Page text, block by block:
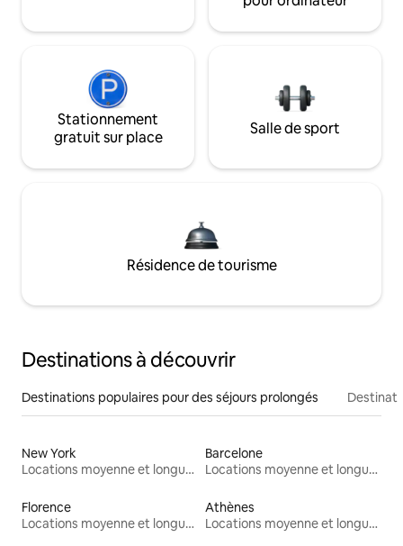
Stationnement
gratuit sur place
Salle de sport
Résidence de tourisme
Destinations à découvrir
Destinations populaires pour des séjours prolongés
New York
Locations moyenne et longue durée
Barcelone
Locations moyenne et longue durée
Florence
Locations moyenne et longue durée
Athènes
Locations moyenne et longue durée